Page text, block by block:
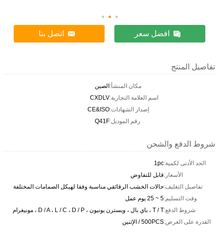
افضل سعر اتصل بنا
تفاصيل المنتج
مكان المنشأ:الصين
اسم العلامة التجارية:CXDLV
إصدار الشهادات:CE&ISO
رقم الموديل:Q41F
شروط الدفع والشحن
الحد الأدنى لكمية:1pc
الأسعار:قابل للتفاوض
تفاصيل التغليف:حالات الخشب الرقائقي مناسبة وفقا لهيكل الصمامات المختلفة
وقت التسليم:5 ~ 25 يوم عمل
شروط الدفع:T / T ، باي بال ، ويسترن يونيون ، D / A ، L / C ، D / P ، مونيغرام
القدرة على العرض:500PCS / الإثنين